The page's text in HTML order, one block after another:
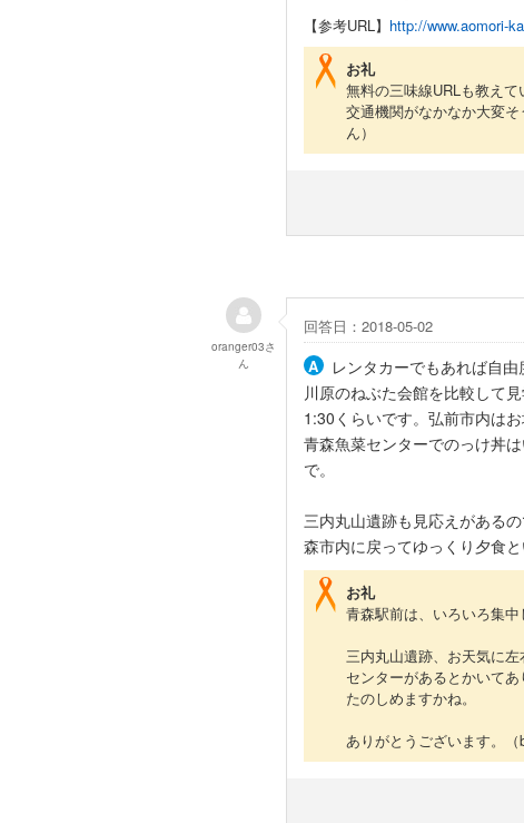
【参考URL】 http://www.aomori-
お礼
無料の三味線URLも教えて
交通機関がなかなか大変そ
ん）
回答日：2018-05-02
レンタカーでもあれば自
川原のねぶた会館を比較して
1:30くらいです。弘前市内は
青森魚菜センターでのっけ丼
で。
三内丸山遺跡も見応えがある
森市内に戻ってゆっくり夕食と
お礼
青森駅前は、いろいろ集中
三内丸山遺跡、お天気に左
センターがあるとかいて
たのしめますかね。
ありがとうございます。
oranger03さ
ん